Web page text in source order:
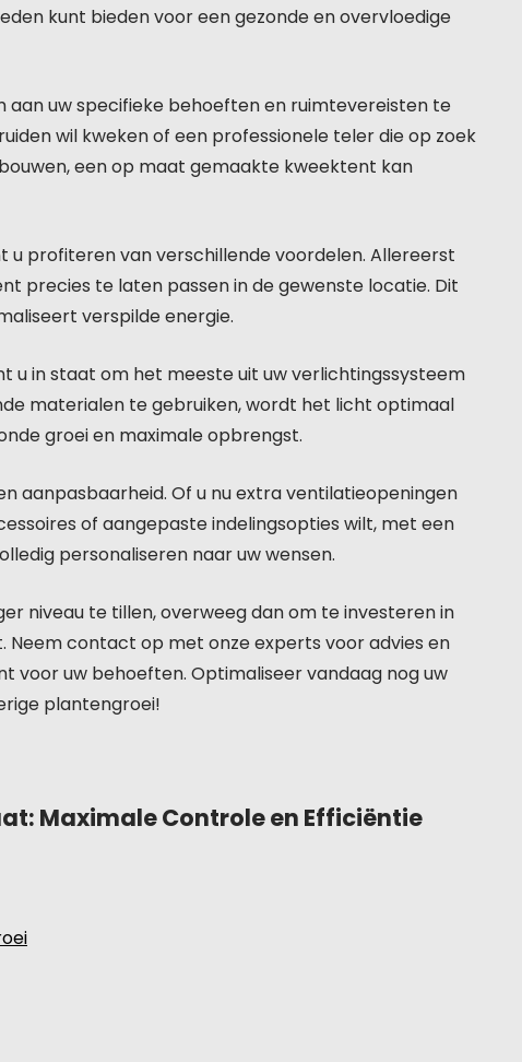
kunt bieden voor een gezonde en overvloedige
uw specifieke behoeften en ruimtevereisten te
wil kweken of een professionele teler die op zoek
een op maat gemaakte kweektent kan
profiteren van verschillende voordelen. Allereerst
precies te laten passen in de gewenste locatie. Dit
verspilde energie.
u in staat om het meeste uit uw verlichtingssysteem
materialen te gebruiken, wordt het licht optimaal
groei en maximale opbrengst.
aanpasbaarheid. Of u nu extra ventilatieopeningen
of aangepaste indelingsopties wilt, met een
personaliseren naar uw wensen.
niveau te tillen, overweeg dan om te investeren in
contact op met onze experts voor advies en
voor uw behoeften. Optimaliseer vandaag nog uw
plantengroei!
Maximale Controle en Efficiëntie